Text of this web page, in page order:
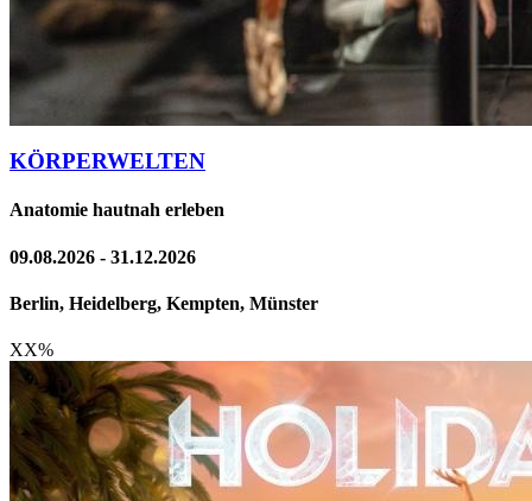
KÖRPERWELTEN
Anatomie hautnah erleben
09.08.2026 - 31.12.2026
Berlin, Heidelberg, Kempten, Münster
XX%